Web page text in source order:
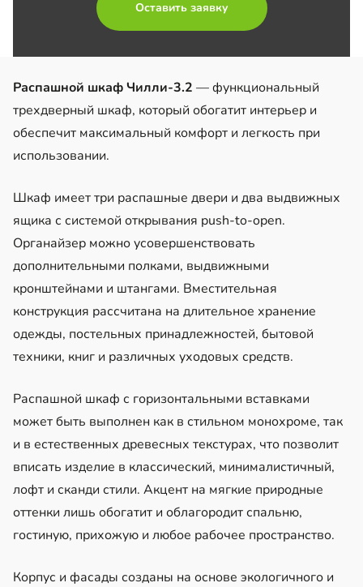
Оставить заявку
Распашной шкаф Чилли-3.2 — функциональный
трехдверный шкаф, который обогатит интерьер и
обеспечит максимальный комфорт и легкость при
использовании.
Шкаф имеет три распашные двери и два выдвижных
ящика с системой открывания push-to-open.
Органайзер можно усовершенствовать
дополнительными полками, выдвижными
кронштейнами и штангами. Вместительная
конструкция рассчитана на длительное хранение
одежды, постельных принадлежностей, бытовой
техники, книг и различных уходовых средств.
Распашной шкаф с горизонтальными вставками
может быть выполнен как в стильном монохроме, так
и в естественных древесных текстурах, что позволит
вписать изделие в классический, минималистичный,
лофт и сканди стили. Акцент на мягкие природные
оттенки лишь обогатит и облагородит спальню,
гостиную, прихожую и любое рабочее пространство.
Корпус и фасады созданы на основе экологичного и